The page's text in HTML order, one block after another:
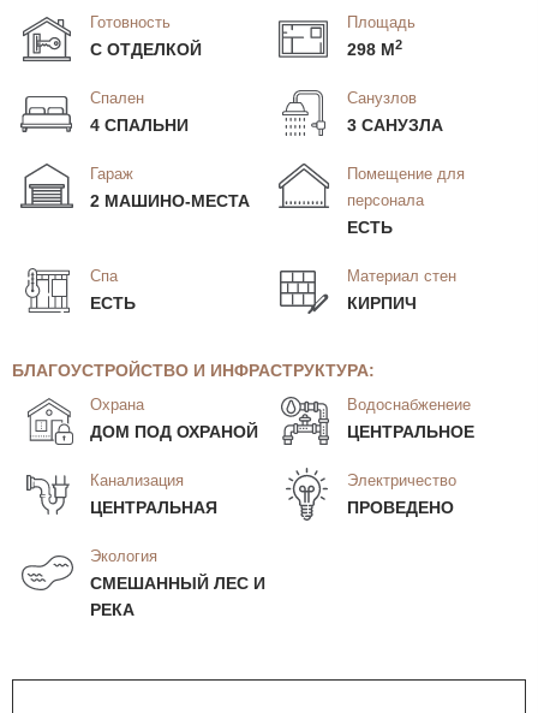
Готовность
С ОТДЕЛКОЙ
Площадь
298 М2
Спален
4 СПАЛЬНИ
Санузлов
3 САНУЗЛА
Гараж
2 МАШИНО-МЕСТА
Помещение для
персонала
ЕСТЬ
Спа
ЕСТЬ
Материал стен
КИРПИЧ
БЛАГОУСТРОЙСТВО И ИНФРАСТРУКТУРА:
Охрана
ДОМ ПОД ОХРАНОЙ
Водоснабженеие
ЦЕНТРАЛЬНОЕ
Канализация
ЦЕНТРАЛЬНАЯ
Электричество
ПРОВЕДЕНО
Экология
СМЕШАННЫЙ ЛЕС И
РЕКА